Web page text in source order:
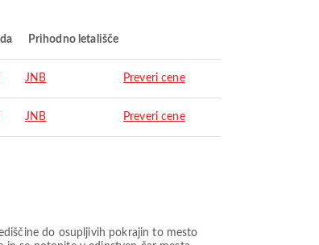
Prihodno letališče
JNB Preveri cene
JNB Preveri cene
do osupljivih pokrajin to mesto